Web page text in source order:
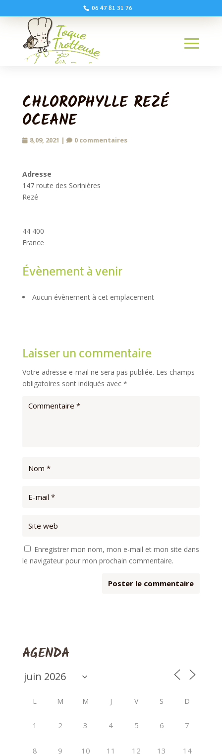
06 47 81 31 76
CHLOROPHYLLE REZÉ
OCEANE
8,09, 2021 | 0 commentaires
Adresse
147 route des Sorinières
Rezé
44 400
France
Évènement à venir
Aucun évènement à cet emplacement
Laisser un commentaire
Votre adresse e-mail ne sera pas publiée. Les champs
obligatoires sont indiqués avec *
Enregistrer mon nom, mon e-mail et mon site dans
le navigateur pour mon prochain commentaire.
AGENDA
L M M J V S D
1 2 3 4 5 6 7
8 9 10 11 12 13 14